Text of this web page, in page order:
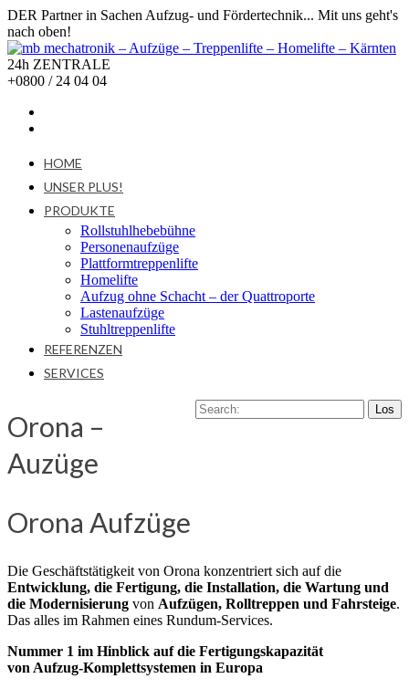
DER Partner in Sachen Aufzug- und Fördertechnik... Mit uns geht's
nach oben!
24h ZENTRALE
+0800 / 24 04 04
HOME
UNSER PLUS!
PRODUKTE
Rollstuhlhebebühne
Personenaufzüge
Plattformtreppenlifte
Homelifte
Aufzug ohne Schacht – der Quattroporte
Lastenaufzüge
Stuhltreppenlifte
REFERENZEN
SERVICES
Orona –
Auzüge
Orona Aufzüge
Die Geschäftstätigkeit von Orona konzentriert sich auf die
Entwicklung, die Fertigung, die Installation, die Wartung und
die Modernisierung von Aufzügen, Rolltreppen und Fahrsteige.
Das alles im Rahmen eines Rundum-Services.
Nummer 1 im Hinblick auf die Fertigungskapazität
von Aufzug-Komplettsystemen in Europa